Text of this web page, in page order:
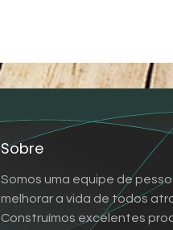
Sobre
Somos uma equipe de
melhorar a vida de todos
Construímos excelentes